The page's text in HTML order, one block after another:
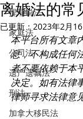
捍理说法
家庭法
公司法
遗产遗嘱法
刑法
加拿大移民法
离婚法的常
已更新：2023年2月
本平台所有文章
息，不构成任何
者不要依赖于本
决定。如有法律
律师寻求法律意见